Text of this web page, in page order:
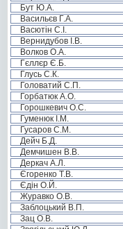
Бут Ю.А.
Васильєв Г.А.
Васютін С.І.
Вернидубов І.В.
Волков О.А.
Гєллєр Є.Б.
Глусь С.К.
Головатий С.П.
Горбатюк А.О.
Горошкевич О.С.
Гуменюк І.М.
Гусаров С.М.
Дейч Б.Д.
Демчишен В.В.
Деркач А.Л.
Єгоренко Т.В.
Єдін О.Й.
Журавко О.В.
Заблоцький В.П.
Зац О.В.